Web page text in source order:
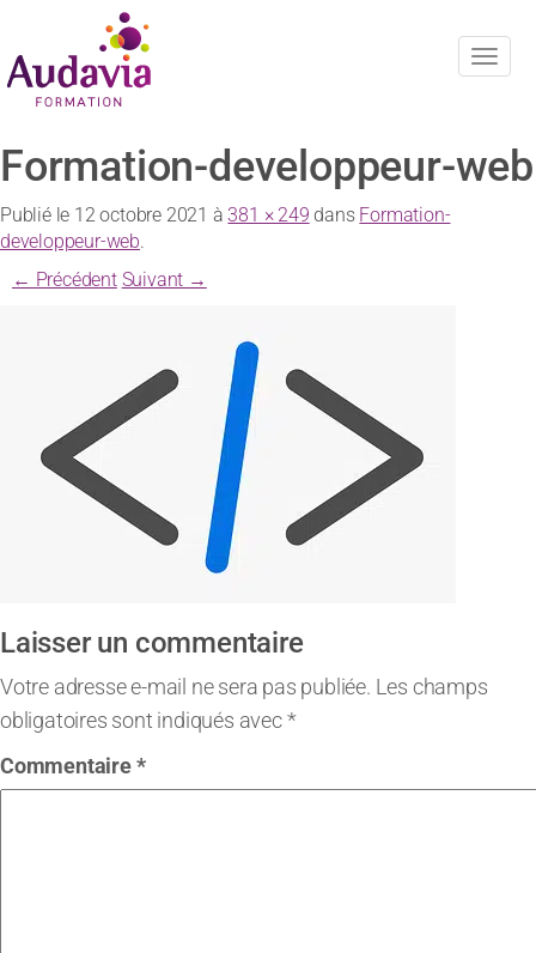
Formation-developpeur-web
Publié le 12 octobre 2021 à381 × 249 dans Formation-
developpeur-web.
← Précédent Suivant →
Laisser un commentaire
Votre adresse e-mail ne sera pas publiée. Les champs
obligatoires sont indiqués avec*
Commentaire*